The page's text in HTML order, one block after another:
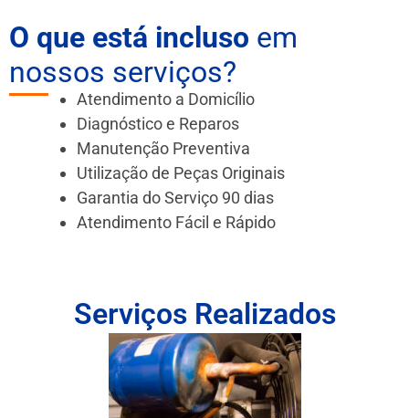
O que está incluso em
nossos serviços?
Atendimento a Domicílio
Diagnóstico e Reparos
Manutenção Preventiva
Utilização de Peças Originais
Garantia do Serviço 90 dias
Atendimento Fácil e Rápido
Serviços Realizados